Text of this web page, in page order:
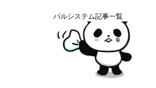
パルシステム記事一覧